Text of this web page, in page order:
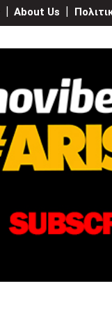
About Us